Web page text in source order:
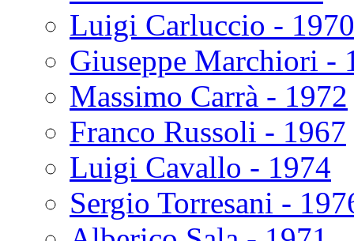
Luigi Carluccio - 1970
Giuseppe Marchiori -
Massimo Carrà - 1972
Franco Russoli - 1967
Luigi Cavallo - 1974
Sergio Torresani -